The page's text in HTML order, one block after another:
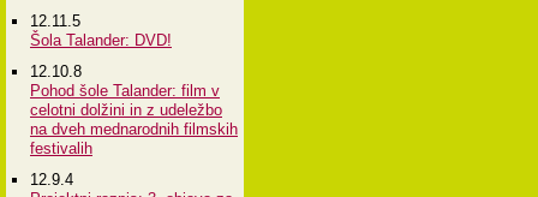
12.11.5
Šola Talander: DVD!
12.10.8
Pohod šole Talander: film v
celotni dolžini in z udeležbo
na dveh mednarodnih filmskih
festivalih
12.9.4